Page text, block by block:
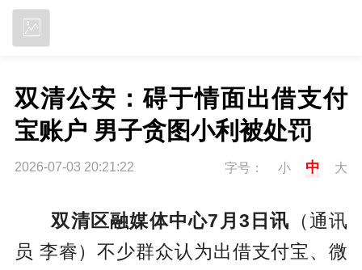
双清公安：碍于情面出借支付
宝账户 男子贪图小利被处罚
2026-07-03 20:21:22 字号： 小 中 大
双清区融媒体中心7月3日讯 （通讯
员 李睿）不少群众认为出借支付宝、微